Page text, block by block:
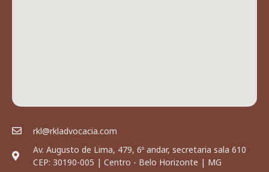
rkl@rkladvocacia.com
Av. Augusto de Lima, 479, 6º andar, secretaria sala 610
CEP: 30190-005 | Centro - Belo Horizonte | MG